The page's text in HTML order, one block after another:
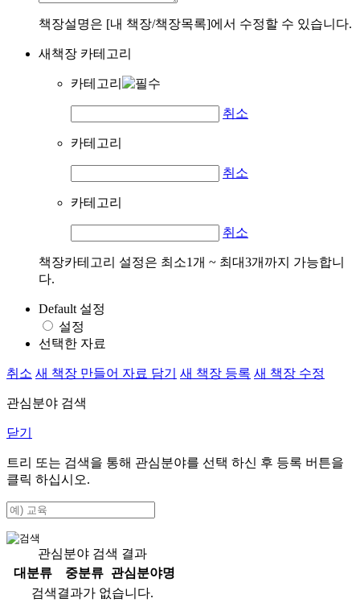
책장설명은 [내 책장/책장목록]에서 수정할 수 있습니다.
새책장 카테고리
카테고리
취소
카테고리
취소
카테고리
취소
책장카테고리 설정은 최소1개 ~ 최대3개까지 가능합니
다.
Default 설정
설정
선택한 자료
취소 새 책장 만들어 자료 담기 새 책장 등록 새 책장 수정
관심분야 검색
닫기
트리 또는 검색을 통해 관심분야를 선택 하신 후 등록 버튼을
클릭 하십시오.
관심분야 검색 결과
대분류
중분류
관심분야명
검색결과가 없습니다.